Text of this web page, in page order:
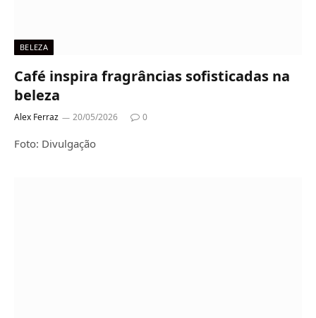
BELEZA
Café inspira fragrâncias sofisticadas na
beleza
Alex Ferraz 20/05/2026 0
Foto: Divulgação